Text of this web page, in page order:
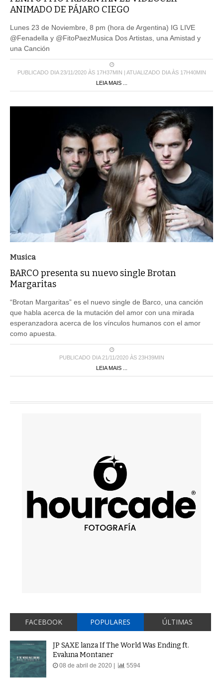
ANIMADO DE PÁJARO CIEGO
Lunes 23 de Noviembre, 8 pm (hora de Argentina) IG LIVE
@Fenadella y @FitoPaezMusica Dos Artistas, una Amistad y
una Canción
PUBLICADO DIA 23/11/2020 ÀS 17H37MIN | ATUALIZADO DIA ÀS 17H40MIN
LEIA MAIS ...
Musica
BARCO presenta su nuevo single Brotan
Margaritas
“Brotan Margaritas” es el nuevo single de Barco, una canción
que habla acerca de la mutación del amor con una mirada
esperanzadora acerca de los vínculos humanos con el amor
como apuesta.
PUBLICADO DIA 21/11/2020 ÀS 23H39MIN
LEIA MAIS ...
FACEBOOK POPULARES ÚLTIMAS
JP SAXE lanza If The World Was Ending ft.
Evaluna Montaner
08 de abril de 2020 | 5594